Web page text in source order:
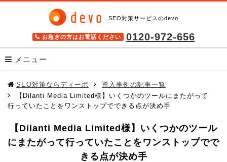
SEO対策サービスのdevo
お急ぎの方はお電話ください 0120-972-656
メニュー
サービス
SEOツール キーワードファインダー
格安SEOサービス SEO Pack
高機能SEOツール seodoor(セオドア)
SEO対策ならディーボ
導入事例の記事一覧
【Dilanti Media Limited様】いくつかのツールにまたがって
行っていたことをワンストップでできる点が決め手
【Dilanti Media Limited様】いくつかのツール
にまたがって行っていたことをワンストップでで
きる点が決め手